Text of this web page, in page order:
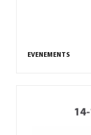
EVENEMENTS